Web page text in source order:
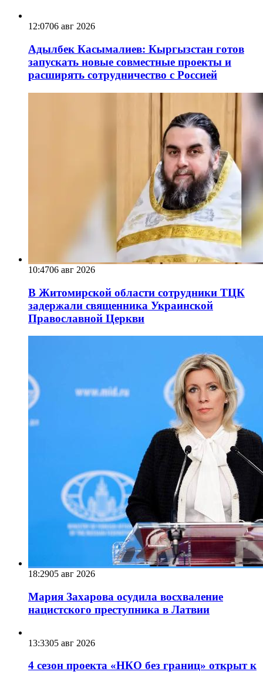
12:0706 авг 2026
Адылбек Касымалиев: Кыргызстан готов
запускать новые совместные проекты и
расширять сотрудничество с Россией
10:4706 авг 2026
В Житомирской области сотрудники ТЦК
задержали священника Украинской
Православной Церкви
18:2905 авг 2026
Мария Захарова осудила восхваление
нацистского преступника в Латвии
13:3305 авг 2026
4 сезон проекта «НКО без границ» открыт к